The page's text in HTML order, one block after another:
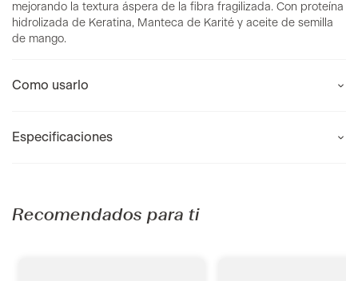
mejorando la textura áspera de la fibra fragilizada. Con proteína
hidrolizada de Keratina, Manteca de Karité y aceite de semilla
de mango.
Como usarlo
Especificaciones
Recomendados para ti